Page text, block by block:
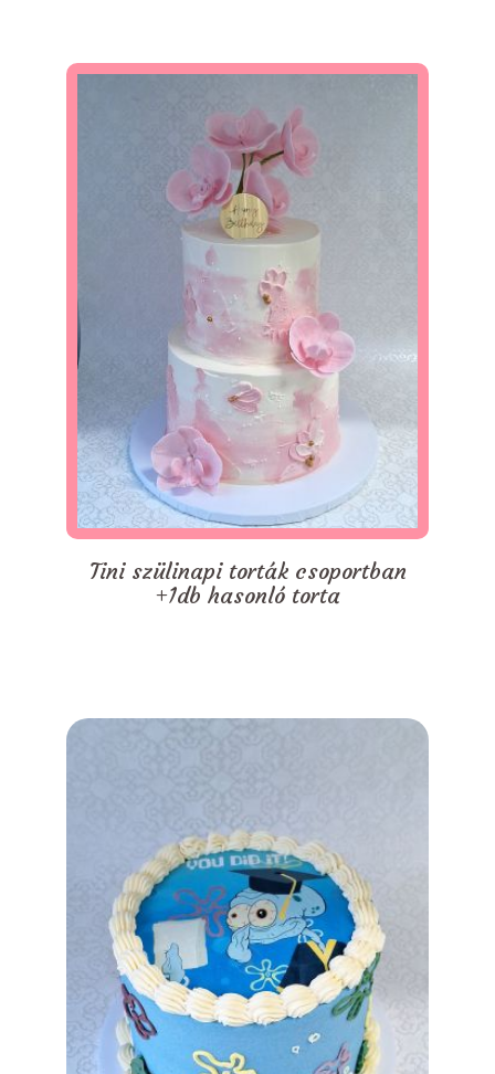
Tini szülinapi torták csoportban
+1db hasonló torta